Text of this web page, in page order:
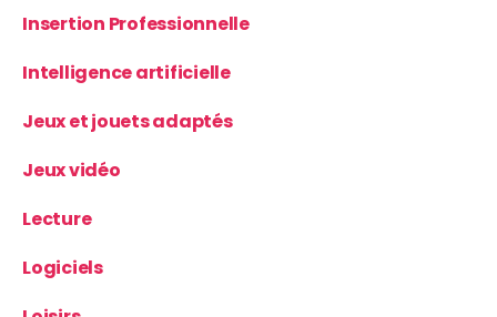
Insertion Professionnelle
Intelligence artificielle
Jeux et jouets adaptés
Jeux vidéo
Lecture
Logiciels